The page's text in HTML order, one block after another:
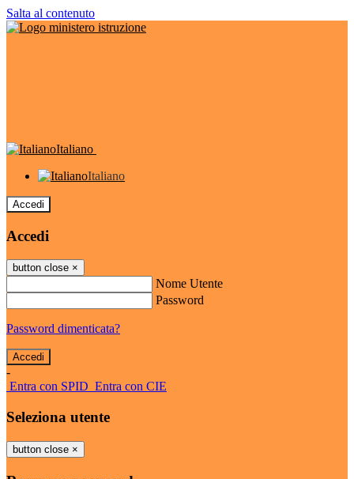
Salta al contenuto
Italiano
Italiano
Accedi
Accedi
button close ×
Nome Utente
Password
Password dimenticata?
-
Entra con SPID Entra con CIE
Seleziona utente
button close ×